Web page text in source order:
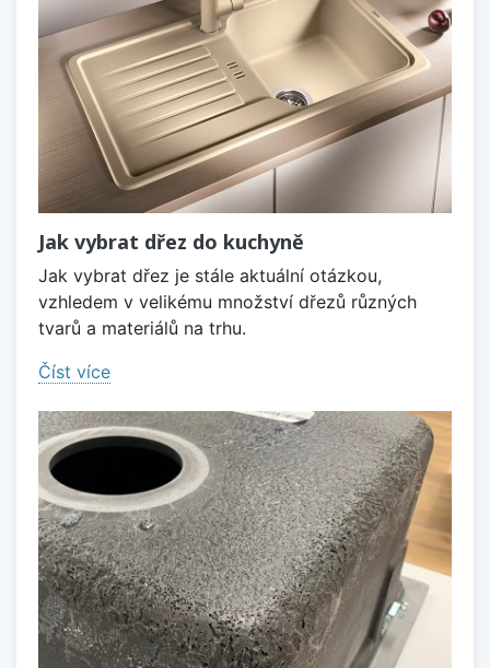
Jak vybrat dřez do kuchyně
Jak vybrat dřez je stále aktuální otázkou,
vzhledem v velikému množství dřezů různých
tvarů a materiálů na trhu.
Číst více